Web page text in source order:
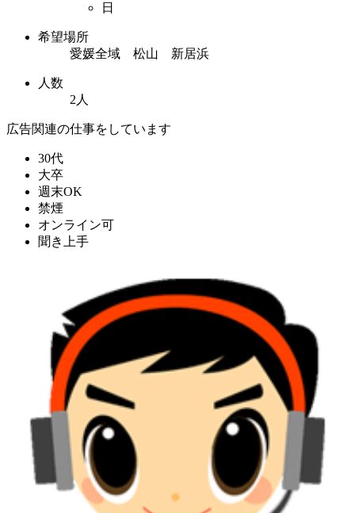
日
希望場所
愛媛全域 松山 新居浜
人数
2人
広告関連の仕事をしています
30代
大卒
週末OK
禁煙
オンライン可
聞き上手